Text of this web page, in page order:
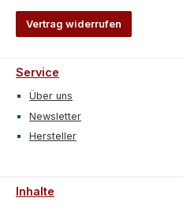
Vertrag widerrufen
Service
Über uns
Newsletter
Hersteller
Inhalte